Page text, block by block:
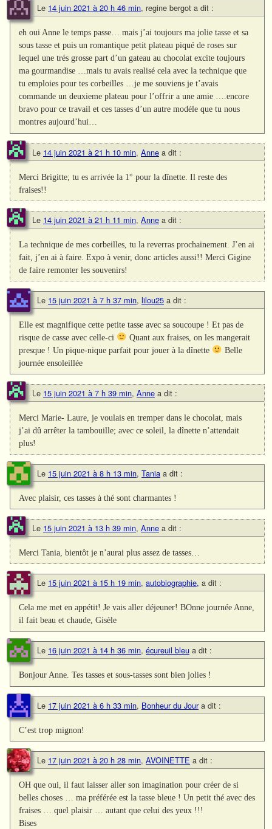
Le 14 juin 2021 à 20 h 46 min, regine bergot a dit :
eh oui Anne le temps passe… mais j’ai toujours ma jolie tasse et sa
sous tasse et puis un romantique petit plateau piqué de roses sur
lequel une trés grosse part d’un gateau au chocolat excite toujours
ma gourmandise …mais tu avais realisé cela avec la technique que
tu emploies pour tes corbeilles …je me souviens je t’avais
commande un deuxieme plateau pour l’offrir a une amie ….encore
bravo pour ce travail et ces tasses d’un autre modéle que tu nous
montres aujourd’hui…
Le 14 juin 2021 à 21 h 10 min, Anne a dit :
Merci Brigitte; tu es arrivée la 1° pour la dînette. Il reste des
fraises!!
Le 14 juin 2021 à 21 h 11 min, Anne a dit :
La technique de mes corbeilles, tu la reverras prochainement. J’en ai
fait, j’en ai à faire. Expo à venir, donc articles aussi!! Merci Gigine
de faire remonter les souvenirs!
Le 15 juin 2021 à 7 h 37 min, lilou25 a dit :
Elle est magnifique cette petite tasse avec sa soucoupe ! Et pas de
risque de casse avec celle-ci
Quant aux fraises, on les mangerait
presque ! Un pique-nique parfait pour jouer à la dînette
Belle
journée ensoleillée
Le 15 juin 2021 à 7 h 39 min, Anne a dit :
Merci Marie- Laure, je voulais en tremper dans le chocolat, mais
j’ai dû arrêter la tambouille; avec ce soleil, la dînette n’attendait
plus!
Le 15 juin 2021 à 8 h 13 min, Tania a dit :
Avec plaisir, ces tasses à thé sont charmantes !
Le 15 juin 2021 à 13 h 39 min, Anne a dit :
Merci Tania, bientôt je n’aurai plus assez de tasses…
Le 15 juin 2021 à 15 h 19 min, autobiographie, a dit :
Cela me met en appétit! Je vais aller déjeuner! BOnne journée Anne,
il fait beau et chaude, Gisèle
Le 16 juin 2021 à 14 h 36 min, écureuil bleu a dit :
Bonjour Anne. Tes tasses et sous-tasses sont bien jolies !
Le 17 juin 2021 à 6 h 33 min, Bonheur du Jour a dit :
C’est trop mignon!
Le 17 juin 2021 à 20 h 28 min, AVOINETTE a dit :
OH que oui, il faut laisser aller son imagination pour créer de si
belles choses … ma préférée est la tasse bleue ! Un petit thé avec des
fraises … quel plaisir … autant que celui des yeux !!!
Bises